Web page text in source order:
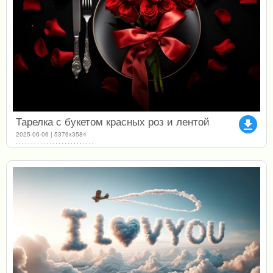
file_download
Тарелка с букетом красных роз и лентой
2025-06-06 | 5376x3584